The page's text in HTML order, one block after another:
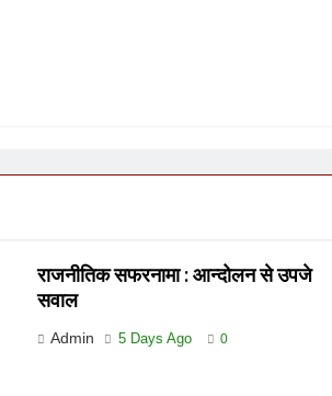
राजनीतिक सफरनामा : आन्दोलन से उपजे
सवाल
Admin 5 Days Ago 0